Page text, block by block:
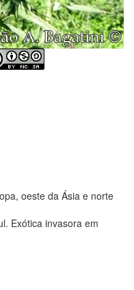
oeste da Ásia e norte
Exótica invasora em